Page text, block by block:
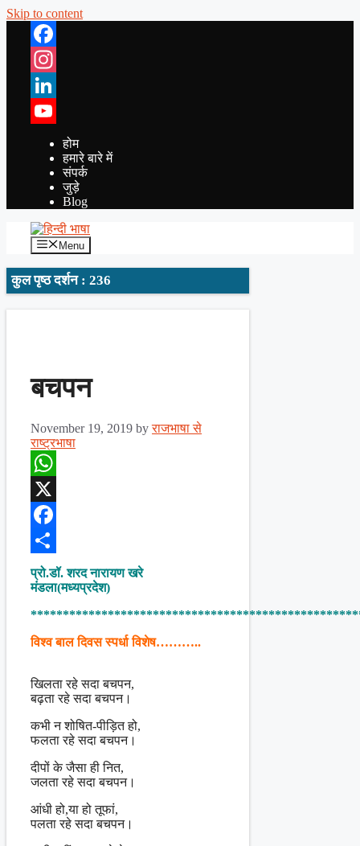
Skip to content
Facebook
Instagram
LinkedIn
YouTube
होम
हमारे बारे में
संपर्क
जुड़े
Blog
Menu
कुल पृष्ठ दर्शन : 236
बचपन
November 19, 2019 byराजभाषा से
राष्ट्रभाषा
WhatsApp
X
Facebook
Share
प्रो.डॉ. शरद नारायण खरे
मंडला(मध्यप्रदेश)
विश्व बाल दिवस स्पर्धा विशेष………..
खिलता रहे सदा बचपन,
बढ़ता रहे सदा बचपन।
कभी न शोषित-पीड़ित हो,
फलता रहे सदा बचपन।
दीपों के जैसा ही नित,
जलता रहे सदा बचपन।
आंधी हो,या हो तूफां,
पलता रहे सदा बचपन।